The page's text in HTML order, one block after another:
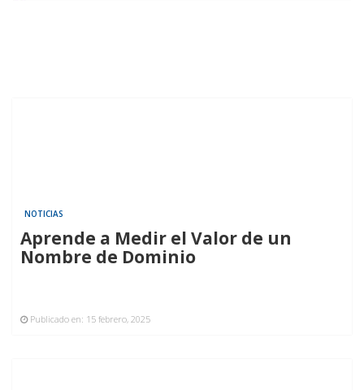
NOTICIAS
Aprende a Medir el Valor de un
Nombre de Dominio
Publicado en: 15 febrero, 2025